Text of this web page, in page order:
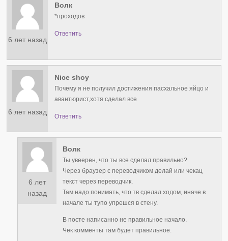
6 лет назад
Волк
*проходов
Ответить
6 лет назад
Nice shoy
Почему я не получил достижения пасхальное яйцо и
авантюрист,хотя сделал все
Ответить
6 лет
назад
Волк
Ты увеерен, что ты все сделал правильно?
Через браузер с переводчиком делай или чекац
текст через переводчик.
Там надо понимать, что тв сделал ходом, иначе в
начале ты тупо упрешся в стену.
В посте написанно не правильное начало.
Чек комменты там будет правильное.